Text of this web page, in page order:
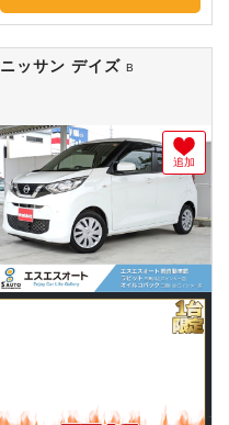
ニッサン デイズB
追加